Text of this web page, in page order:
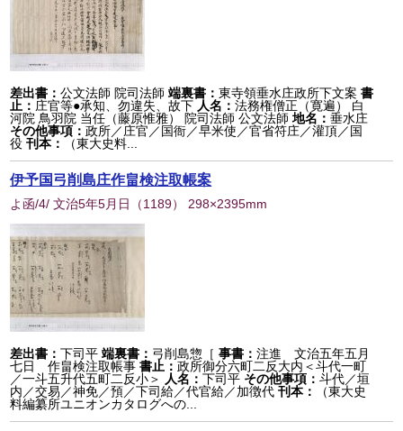
差出書：公文法師 院司法師 端裏書：東寺領垂水庄政所下文案 書
止： 庄官等●承知、勿違失、故下 人名：法務権僧正（寛遍） 白
河院 鳥羽院 当任（藤原惟雅） 院司法師 公文法師 地名：垂水庄
その他事項：政所／庄官／国衙／早米使／官省符庄／灌頂／国
役 刊本： （東大史料...
伊予国弓削島庄作畠検注取帳案
よ函/4/ 文治5年5月日 （1189） 298×2395mm
差出書：下司平 端裏書： 弓削島惣［ 事書：注進 文治五年五月
七日 作畠検注取帳事 書止：政所御分六町二反大内＜斗代一町
／一斗五升代五町二反小＞
人名：下司平 その他事項：斗代／垣
内／交易／神免／預／下司給／代官給／加徴代 刊本：
（東大史
料編纂所ユニオンカタログへの...